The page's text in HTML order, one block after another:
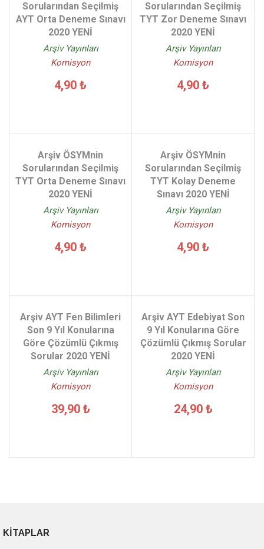
Sorularından Seçilmiş
AYT Orta Deneme Sınavı
2020 YENİ
Arşiv Yayınları
Komisyon
4,90 ₺
Sorularından Seçilmiş
TYT Zor Deneme Sınavı
2020 YENİ
Arşiv Yayınları
Komisyon
4,90 ₺
Arşiv ÖSYMnin
Sorularından Seçilmiş
TYT Orta Deneme Sınavı
2020 YENİ
Arşiv Yayınları
Komisyon
4,90 ₺
Arşiv ÖSYMnin
Sorularından Seçilmiş
TYT Kolay Deneme
Sınavı 2020 YENİ
Arşiv Yayınları
Komisyon
4,90 ₺
Arşiv AYT Fen Bilimleri
Son 9 Yıl Konularına
Göre Çözümlü Çıkmış
Sorular 2020 YENİ
Arşiv Yayınları
Komisyon
39,90 ₺
Arşiv AYT Edebiyat Son
9 Yıl Konularına Göre
Çözümlü Çıkmış Sorular
2020 YENİ
Arşiv Yayınları
Komisyon
24,90 ₺
KİTAPLAR